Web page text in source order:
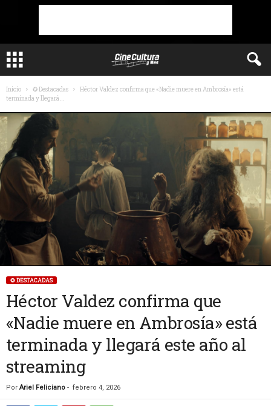
Inicio ✪ Destacadas
Héctor Valdez confirma que «Nadie muere en Ambrosía» está
terminada y llegará...
✪ DESTACADAS
Héctor Valdez confirma que
«Nadie muere en Ambrosía» está
terminada y llegará este año al
streaming
Por Ariel Feliciano - febrero 4, 2026